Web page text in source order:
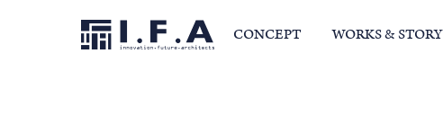
CONCEPT WORKS & STORY